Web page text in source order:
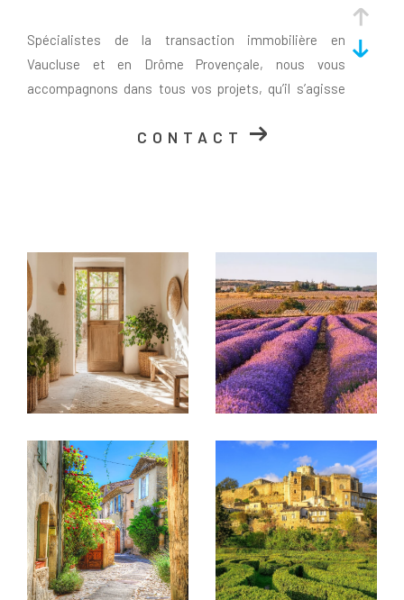
Spécialistes de la transaction immobilière en
Vaucluse et en Drôme Provençale, nous vous
accompagnons dans tous vos projets, qu’il s’agisse
Nous vous proposons un large choix de biens à la
industriels.
Que vous soyez à la recherche d’une résidence
principale, d’une maison de vacances en Provence, ou
que vous envisagiez un investissement locatif, notre
équipe met tout en œuvre pour concrétiser votre
projet avec sérieux et efficacité.
Vaison-la-Romaine, Grignan et Malaucène, nous vous
offrons un accompagnement de proximité et un suivi
personnalisé, au plus près de vos besoins et de vos
envies.
Vous rêvez d’un pied-à-terre au pied du Mont Ventoux
CONTACT